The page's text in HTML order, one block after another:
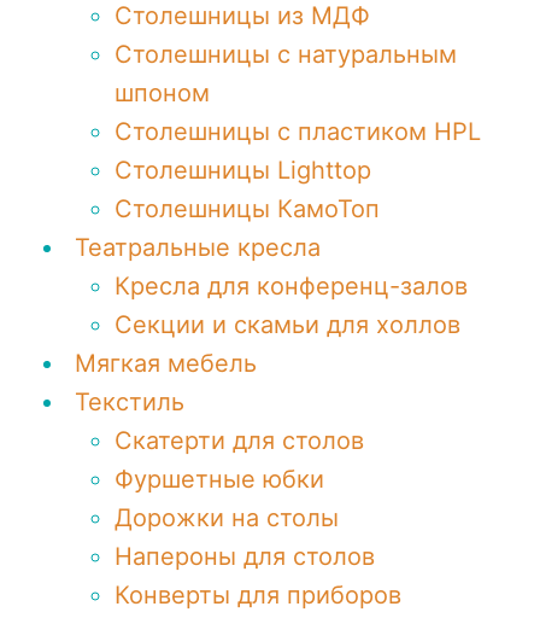
Столешницы из МДФ
Столешницы с натуральным
шпоном
Столешницы c пластиком HPL
Столешницы Lighttop
Столешницы КамоТоп
Театральные кресла
Кресла для конференц-залов
Секции и скамьи для холлов
Мягкая мебель
Текстиль
Скатерти для столов
Фуршетные юбки
Дорожки на столы
Напероны для столов
Конверты для приборов